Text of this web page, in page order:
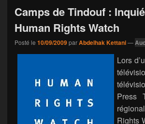
Camps de Tindouf :
Human Rights Watch
Posté le 10/09/2009parAbdelhak Kettani—
Lors
Press
Rights